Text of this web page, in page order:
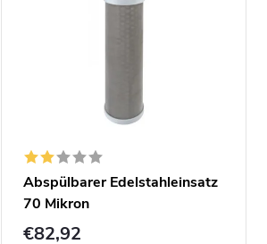
Abspülbarer Edelstahleinsatz
70 Mikron
€82,92